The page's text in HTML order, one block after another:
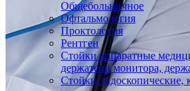
Общебольничное
Офтальмология
Проктология
Рентген
Стойки аппаратные
держатели монитора,
Стойки эндоскопические,